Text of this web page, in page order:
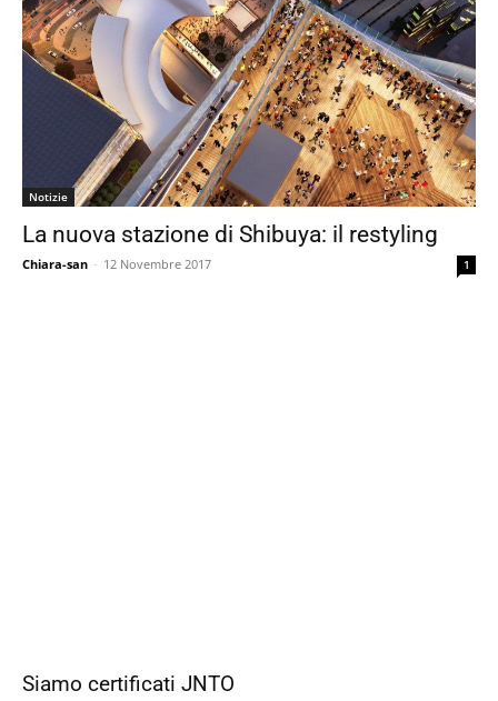
Notizie
La nuova stazione di Shibuya: il restyling
Chiara-san - 12 Novembre 2017 1
Siamo certificati JNTO